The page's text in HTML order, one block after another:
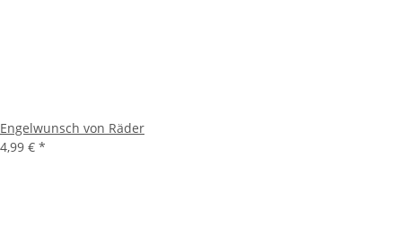
Engelwunsch von Räder
4,99 € *